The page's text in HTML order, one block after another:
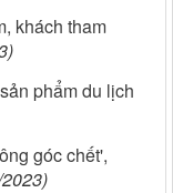
khách tham
phẩm du lịch
góc chết',